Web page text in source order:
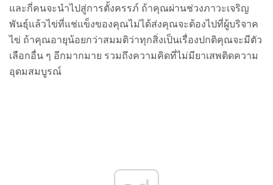
และกี่คนจะนำไปสู่การตั้งครรภ์ ถ้าคุณผ่านช่วงภาวะเจริญ
พันธุ์แล้วไข่ที่แช่แข็งของคุณไม่ได้ส่งคุณจะต้องไปที่ผู้บริจาค
ไข่ ถ้าคุณอายุน้อยกว่าสมมติว่าทุกสิ่งเป็นเรื่องปกติคุณจะมีตัว
เลือกอื่น ๆ อีกมากมาย รวมถึงความคิดที่ไม่มียาเสพติดความ
อุดมสมบูรณ์